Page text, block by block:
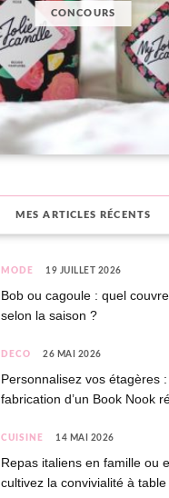
CONCOURS
MES ARTICLES RÉCENTS
MODE 19 JUILLET 2026
Bob ou cagoule : quel
selon la saison ?
DÉCO 26 MAI 2026
Personnalisez vos étagères
fabrication d’un Book Nook
CUISINE 14 MAI 2026
Repas italiens en famille ou
cultivez la convivialité à table